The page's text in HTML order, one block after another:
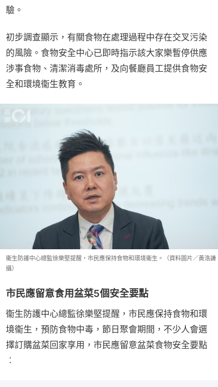
驗。
初步調查顯示，有關食物在處理過程中存在交叉污染
的風險。食物安全中心已即時指示該大家樂暫停供應
涉事食物、清潔消毒處所，及向餐廳員工提供食物安
全和環境衞生教育。
衞生防護中心總監徐樂堅提醒，市民應保持食物和環境衞生。（資料圖片／黃浩謙
攝）
市民應留意食用盆菜5個安全要點
衞生防護中心總監徐樂堅提醒，市民應保持食物和環
境衞生，預防食物中毒，節日聚會期間，不少人會選
擇訂購盆菜回家享用，市民應留意盆菜食物安全要點
︰